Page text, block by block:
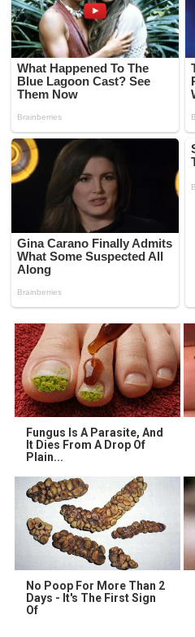
Fungus Is A Parasite, And
It Dies From A Drop Of
Plain...
No Poop For More Than 2
Days - It's The First Sign
Of